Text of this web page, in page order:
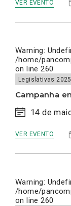
VER EVENTO
Warning:
/home/
on line260
Legislativas 2025
Campanha
14 de
VER EVENTO
Warning:
/home/
on line260